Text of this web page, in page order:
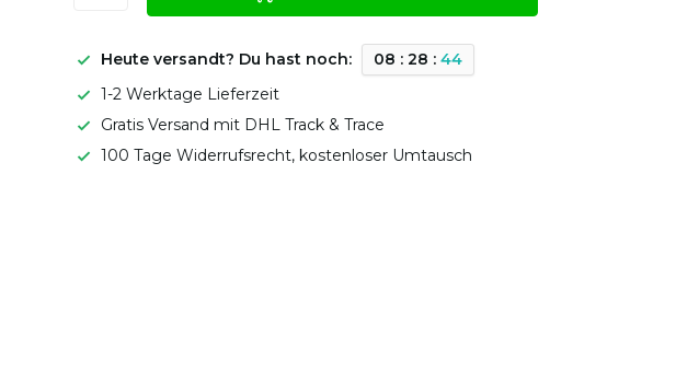
Heute versandt? Du hast noch: 08 : 28 : 43
1-2 Werktage Lieferzeit
Gratis Versand mit DHL Track & Trace
100 Tage Widerrufsrecht, kostenloser Umtausch